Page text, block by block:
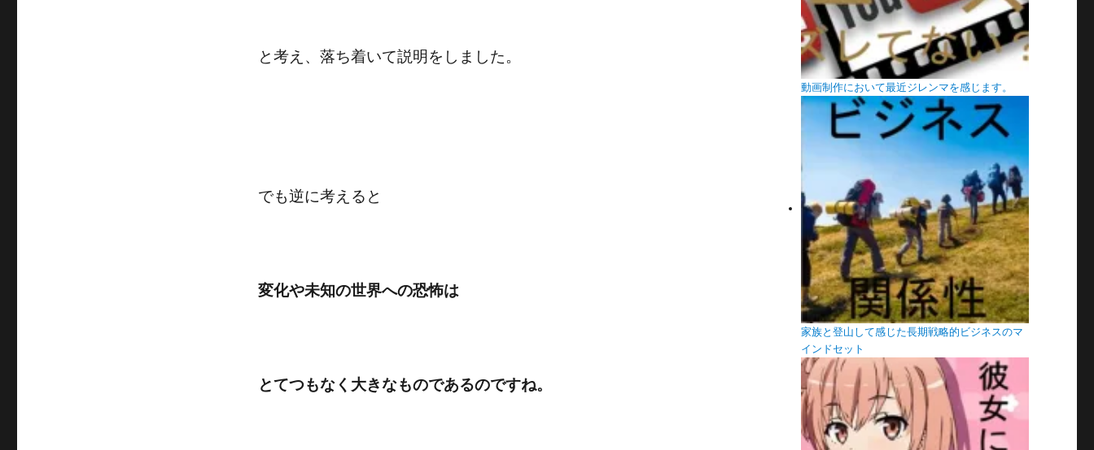
と考え、落ち着いて説明をしました。
でも逆に考えると
変化や未知の世界への恐怖は
とてつもなく大きなものであるのですね。
動画制作において最近ジレンマを感じます。
家族と登山して感じた長期戦略的ビジネスのマ
インドセット